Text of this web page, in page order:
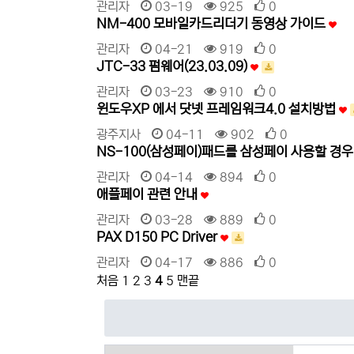
관리자 03-19 925 0
NM-400 모바일카드리더기 동영상 가이드
관리자 04-21 919 0
JTC-33 펌웨어(23.03.09)
관리자 03-23 910 0
윈도우XP 에서 닷넷 프레임워크4.0 설치방법
광주지사 04-11 902 0
NS-100(삼성페이)패드를 삼성페이 사용할 경
관리자 04-14 894 0
애플페이 관련 안내
관리자 03-28 889 0
PAX D150 PC Driver
관리자 04-17 886
0
처음 1 2 3 4 5 맨끝